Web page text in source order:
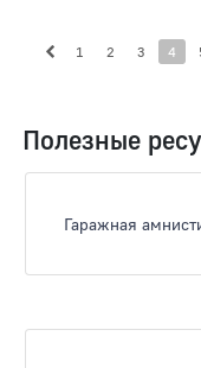
1 2 3 4
Полезные
Гаражная